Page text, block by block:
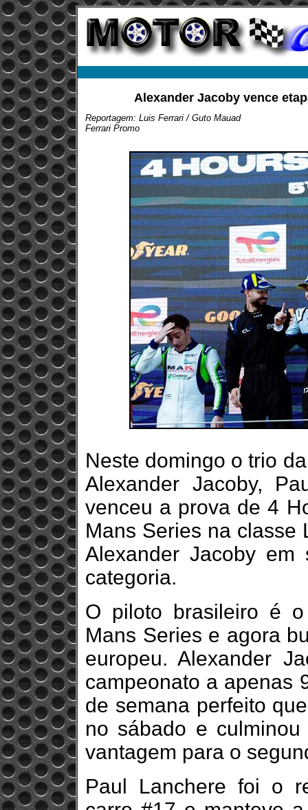
Alexander Jacoby vence
Reportagem: Luis Ferrari / Guto Mauad
Ferrari Promo
Neste domingo o trio
Alexander Jacoby,
venceu a prova de 4
Mans Series na classe
Alexander Jacoby
categoria.
O piloto brasileiro é
Mans Series e agora
europeu. Alexander
campeonato a apenas
de semana perfeito
no sábado e
vantagem para o
Paul Lanchere foi o